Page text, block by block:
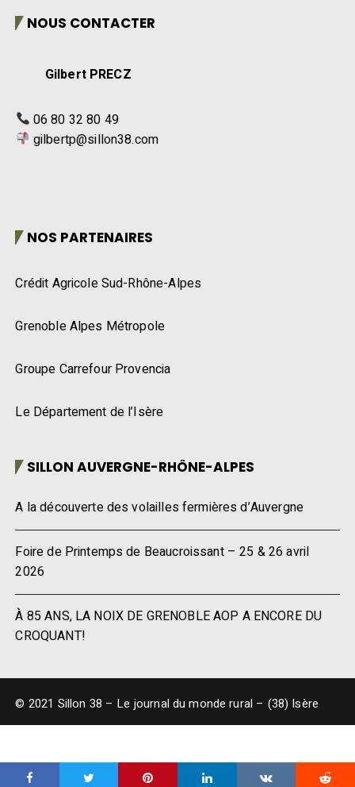
NOUS CONTACTER
Gilbert PRECZ
06 80 32 80 49
gilbertp@sillon38.com
NOS PARTENAIRES
Crédit Agricole Sud-Rhône-Alpes
Grenoble Alpes Métropole
Groupe Carrefour Provencia
Le Département de l’Isère
SILLON AUVERGNE-RHÔNE-ALPES
A la découverte des volailles fermières d’Auvergne
Foire de Printemps de Beaucroissant – 25 & 26 avril
2026
À 85 ANS, LA NOIX DE GRENOBLE AOP A ENCORE DU
CROQUANT!
© 2021 Sillon 38 – Le journal du monde rural – (38) Isère